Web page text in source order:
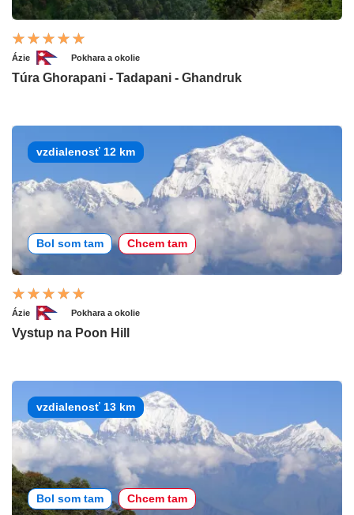
Ázie Pokhara a okolie
Túra Ghorapani - Tadapani - Ghandruk
vzdialenosť 12 km
Bol som tam Chcem tam
Ázie Pokhara a okolie
Vystup na Poon Hill
vzdialenosť 13 km
Bol som tam Chcem tam